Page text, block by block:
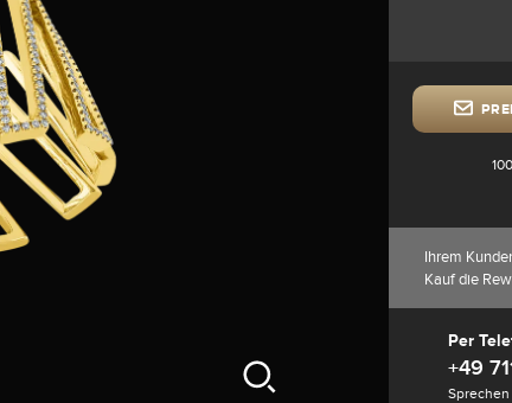
Ihrem
Kauf die
Per
+49